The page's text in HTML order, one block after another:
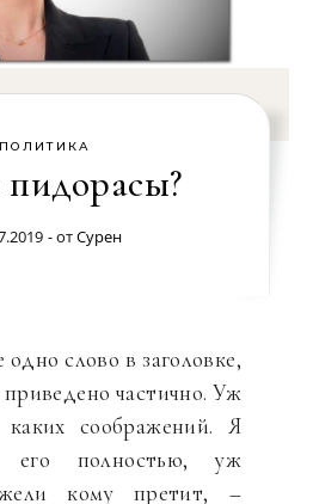
ПОЛИТИКА
- отСурен
слово в заголовке,
приведено частично. Уж
соображений. Я
его полностью, уж
кому претит, –